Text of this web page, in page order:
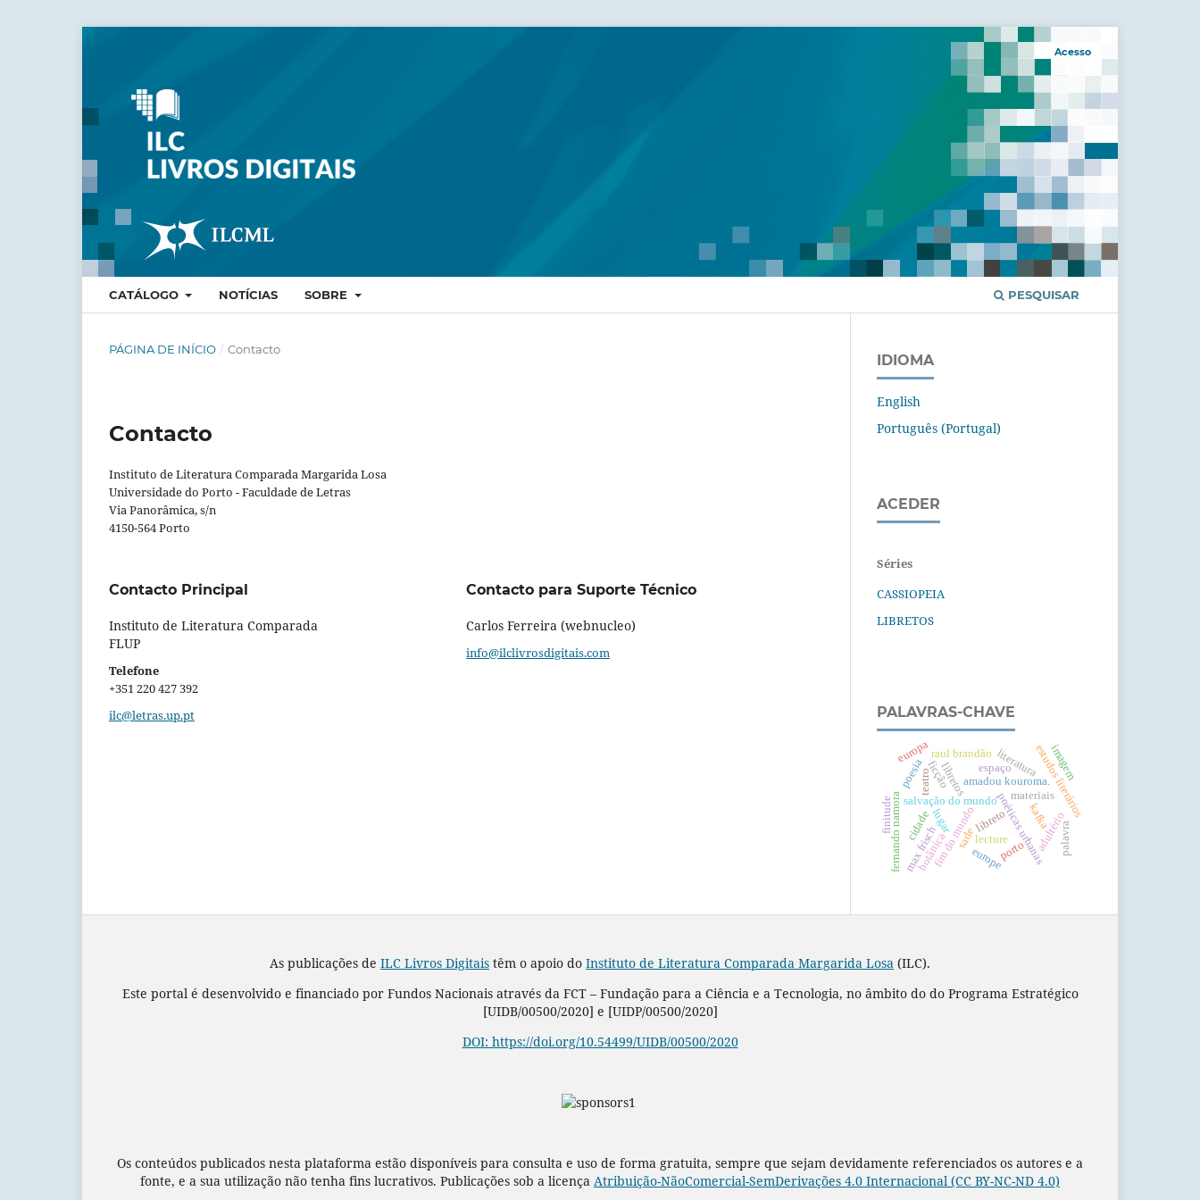
CATÁLOGO NOTÍCIAS SOBRE PESQUISAR
Acesso
PÁGINA DE INÍCIO / Contacto
Contacto
Instituto de Literatura Comparada Margarida Losa
Universidade do Porto - Faculdade de Letras
Via Panorâmica, s/n
4150-564 Porto
Contacto Principal
Instituto de Literatura Comparada
FLUP
Telefone
+351 220 427 392
ilc@letras.up.pt
Contacto para Suporte Técnico
Carlos Ferreira (webnucleo)
info@ilclivrosdigitais.com
IDIOMA
English
Português (Portugal)
ACEDER
Séries
CASSIOPEIA
LIBRETOS
PALAVRAS-CHAVE
salvação do mundo
amadou kouroma.
materiais
fim do mundo
estudos literários
poéticas urbanas
teatro
literatura
porto
libreto
libretos espaço imagem
ficção
lugar
cidade
max frisch
kafka
adultério
sade
raul brandão
fernando namora palavra
europa
botânica europe
lecture
poesia
finitude
As publicações de ILC Livros Digitais têm o apoio do Instituto de Literatura Comparada Margarida Losa (ILC).
Este portal é desenvolvido e financiado por Fundos Nacionais através da FCT – Fundação para a Ciência e a Tecnologia, no âmbito do do Programa Estratégico
[UIDB/00500/2020] e [UIDP/00500/2020]
DOI: https://doi.org/10.54499/UIDB/00500/2020
Os conteúdos publicados nesta plataforma estão disponíveis para consulta e uso de forma gratuita, sempre que sejam devidamente referenciados os autores e a
fonte, e a sua utilização não tenha fins lucrativos. Publicações sob a licença Atribuição-NãoComercial-SemDerivações 4.0 Internacional (CC BY-NC-ND 4.0)